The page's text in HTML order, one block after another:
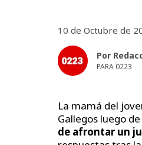
10 de Octubre de
Por
PARA 0223
La mamá del
Gallegos luego
de afrontar un